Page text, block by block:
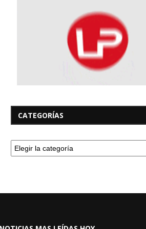
CATEGORÍAS